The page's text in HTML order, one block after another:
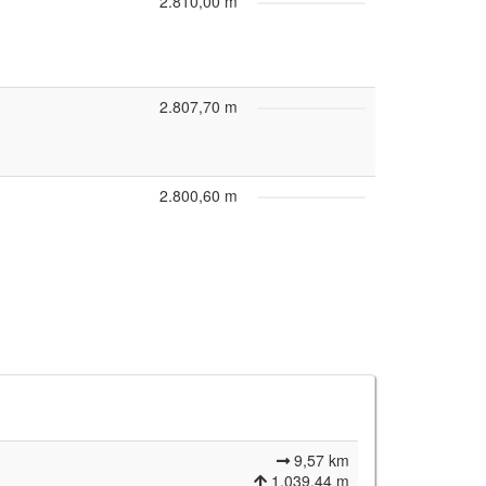
2.807,70 m
2.800,60 m
9,57 km
1.039,44 m